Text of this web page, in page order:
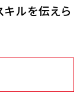
ルを伝えら